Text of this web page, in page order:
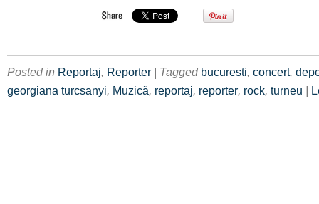
Posted in Reportaj, Reporter | Tagged bucuresti, concert,
georgiana turcsanyi, Muzică, reportaj, reporter, rock, turneu |